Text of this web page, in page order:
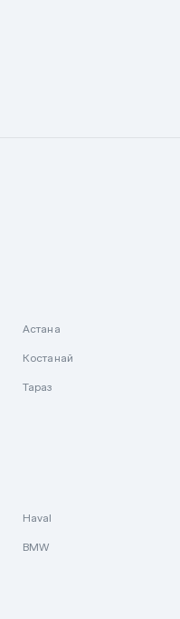
Астана
Костанай
Тараз
Haval
BMW